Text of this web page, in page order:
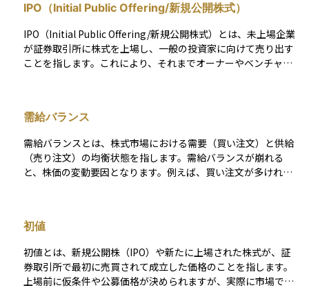
価格の過熱を抑えます。 その後、株価が落ち着いたタイミング
で、企業から正式に株を買い取ることになります。この「追加
で売って、あとで買い戻す」仕組みが、グリーンシューオプシ
ョンです。名前の由来は、アメリカのグリーンシュー社が最初
にこの制度を使ったことによります。日本でもIPOの際によく利
IPO（Initial Public Offering/新規公開株式）
IPO（Initial Public Offering/新規公開株式）とは、未上場企業
が証券取引所に株式を上場し、一般の投資家に向けて売り出す
ことを指します。これにより、それまでオーナーやベンチャー
を向上させる手段の一つです。また、創業者やVCが投資を回収
（エグジット）する機会にもなり、優秀な人材を確保するため
のストックオプション制度の活用が可能になるといったメリッ
トもあります。一方で、上場後は業績や経営方針が市場の厳し
い評価を受けるため、ガバナンスの強化や継続的な成長が求め
の設定、公募・売出価格の決定などを経て進められます。公募
れます。 投資家にとってIPOは、成長企業への投資機会となる
一方、初値が公募価格を大きく上回ることもあれば、期待ほど
上昇しない場合もあるため、市場の動向をよく見極める必要が
需給バランス
需給バランスとは、株式市場における需要（買い注文）と供給
（売り注文）の均衡状態を指します。需給バランスが崩れる
と、株価の変動要因となります。例えば、買い注文が多ければ
初値
初値とは、新規公開株（IPO）や新たに上場された株式が、証
券取引所で最初に売買されて成立した価格のことを指します。
上場前に仮条件や公募価格が決められますが、実際に市場で売